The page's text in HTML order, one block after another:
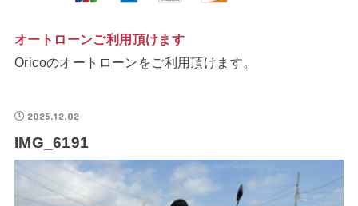
オートローンご利用頂けます
Oricoのオートローンをご利用頂けます。
2025.12.02
IMG_6191